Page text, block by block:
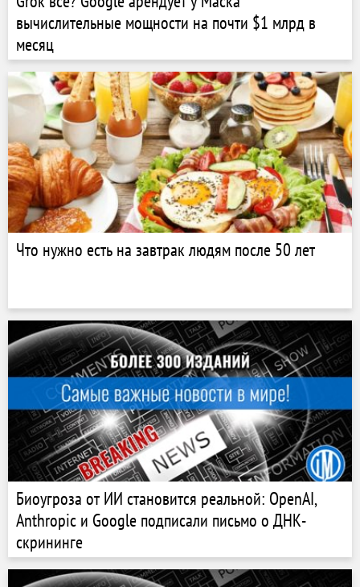
вычислительные мощности на почти $1 млрд в
месяц
Что нужно есть на завтрак людям после 50 лет
Биоугроза от ИИ становится реальной: OpenAI,
Anthropic и Google подписали письмо о ДНК-
скрининге